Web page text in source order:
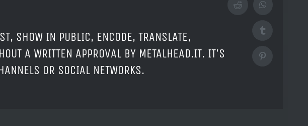
SHOW IN PUBLIC, ENCODE, TRANSLATE,
A WRITTEN APPROVAL BY METALHEAD.IT. IT'S
OR SOCIAL NETWORKS.
RedditWhatsApp
Tumblr
Pinterest